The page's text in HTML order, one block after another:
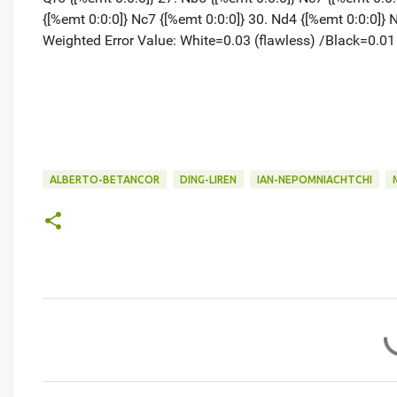
ALBERTO-BETANCOR DING-LIREN IAN-NEPOMNIACHTCHI